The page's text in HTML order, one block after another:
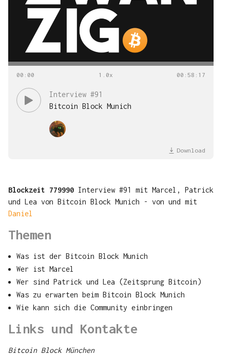
00 : 00 00 : 58 : 17
Interview #91
Bitcoin Block Munich
Download
Blockzeit 779990 Interview #91 mit Marcel, Patrick
und Lea von Bitcoin Block Munich - von und mit
Daniel
Themen
Was ist der Bitcoin Block Munich
Wer ist Marcel
Wer sind Patrick und Lea (Zeitsprung Bitcoin)
Was zu erwarten beim Bitcoin Block Munich
Wie kann sich die Community einbringen
Links und Kontakte
Bitcoin Block München